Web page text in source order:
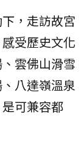
，走訪故宮
受歷史文化
雲佛山滑雪
八達嶺溫泉
可兼容都